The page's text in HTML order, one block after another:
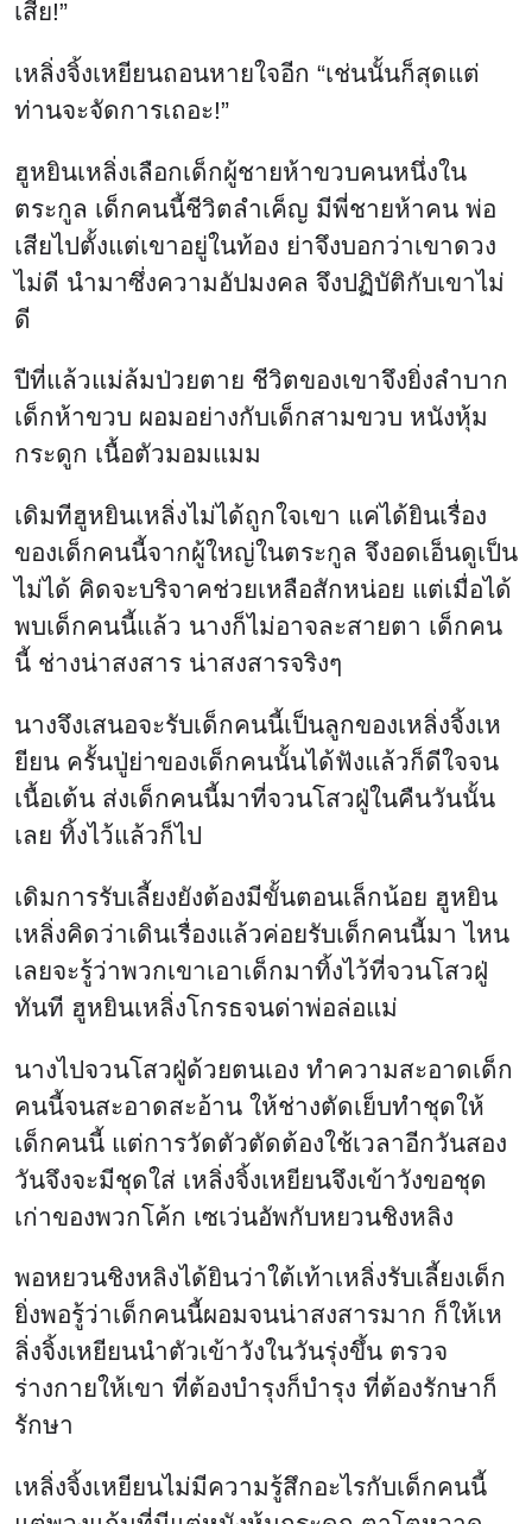
เสีย!”
เหลิ่งจิ้งเหยียนถอนหายใจอีก “เช่นนั้นก็สุดแต่
ท่านจะจัดการเถอะ!”
ฮูหยินเหลิ่งเลือกเด็กผู้ชายห้าขวบคนหนึ่งใน
ตระกูล เด็กคนนี้ชีวิตลำเค็ญ มีพี่ชายห้าคน พ่อ
เสียไปตั้งแต่เขาอยู่ในท้อง ย่าจึงบอกว่าเขาดวง
ไม่ดี นำมาซึ่งความอัปมงคล จึงปฏิบัติกับเขาไม่
ดี
ปีที่แล้วแม่ล้มป่วยตาย ชีวิตของเขาจึงยิ่งลำบาก
เด็กห้าขวบ ผอมอย่างกับเด็กสามขวบ หนังหุ้ม
กระดูก เนื้อตัวมอมแมม
เดิมทีฮูหยินเหลิ่งไม่ได้ถูกใจเขา แค่ได้ยินเรื่อง
ของเด็กคนนี้จากผู้ใหญ่ในตระกูล จึงอดเอ็นดูเป็น
ไม่ได้ คิดจะบริจาคช่วยเหลือสักหน่อย แต่เมื่อได้
พบเด็กคนนี้แล้ว นางก็ไม่อาจละสายตา เด็กคน
นี้ ช่างน่าสงสาร น่าสงสารจริงๆ
นางจึงเสนอจะรับเด็กคนนี้เป็นลูกของเหลิ่งจิ้งเห
ยียน ครั้นปู่ย่าของเด็กคนนั้นได้ฟังแล้วก็ดีใจจน
เนื้อเต้น ส่งเด็กคนนี้มาที่จวนโสวฝู่ในคืนวันนั้น
เลย ทิ้งไว้แล้วก็ไป
เดิมการรับเลี้ยงยังต้องมีขั้นตอนเล็กน้อย ฮูหยิน
เหลิ่งคิดว่าเดินเรื่องแล้วค่อยรับเด็กคนนี้มา ไหน
เลยจะรู้ว่าพวกเขาเอาเด็กมาทิ้งไว้ที่จวนโสวฝู่
ทันที ฮูหยินเหลิ่งโกรธจนด่าพ่อล่อแม่
นางไปจวนโสวฝู่ด้วยตนเอง ทำความสะอาดเด็ก
คนนี้จนสะอาดสะอ้าน ให้ช่างตัดเย็บทำชุดให้
เด็กคนนี้ แต่การวัดตัวตัดต้องใช้เวลาอีกวันสอง
วันจึงจะมีชุดใส่ เหลิ่งจิ้งเหยียนจึงเข้าวังขอชุด
เก่าของพวกโค้ก เซเว่นอัพกับหยวนชิงหลิง
พอหยวนชิงหลิงได้ยินว่าใต้เท้าเหลิ่งรับเลี้ยงเด็ก
ยิ่งพอรู้ว่าเด็กคนนี้ผอมจนน่าสงสารมาก ก็ให้เห
ลิ่งจิ้งเหยียนนำตัวเข้าวังในวันรุ่งขึ้น ตรวจ
ร่างกายให้เขา ที่ต้องบำรุงก็บำรุง ที่ต้องรักษาก็
รักษา
เหลิ่งจิ้งเหยียนไม่มีความรู้สึกอะไรกับเด็กคนนี้